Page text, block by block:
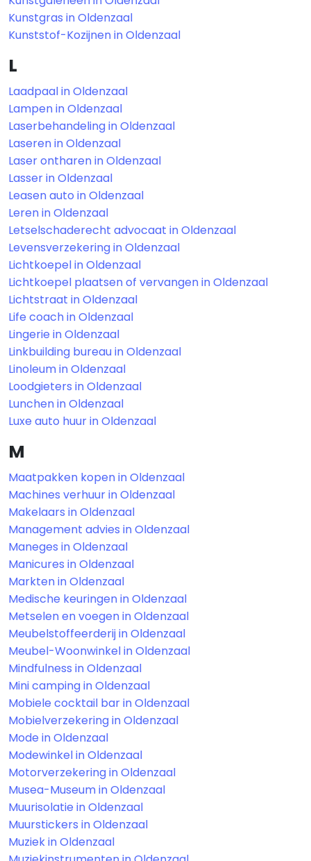
Kunstgras in Oldenzaal
Kunststof-Kozijnen in Oldenzaal
L
Laadpaal in Oldenzaal
Lampen in Oldenzaal
Laserbehandeling in Oldenzaal
Laseren in Oldenzaal
Laser ontharen in Oldenzaal
Lasser in Oldenzaal
Leasen auto in Oldenzaal
Leren in Oldenzaal
Letselschaderecht advocaat in Oldenzaal
Levensverzekering in Oldenzaal
Lichtkoepel in Oldenzaal
Lichtkoepel plaatsen of vervangen in Oldenzaal
Lichtstraat in Oldenzaal
Life coach in Oldenzaal
Lingerie in Oldenzaal
Linkbuilding bureau in Oldenzaal
Linoleum in Oldenzaal
Loodgieters in Oldenzaal
Lunchen in Oldenzaal
Luxe auto huur in Oldenzaal
M
Maatpakken kopen in Oldenzaal
Machines verhuur in Oldenzaal
Makelaars in Oldenzaal
Management advies in Oldenzaal
Maneges in Oldenzaal
Manicures in Oldenzaal
Markten in Oldenzaal
Medische keuringen in Oldenzaal
Metselen en voegen in Oldenzaal
Meubelstoffeerderij in Oldenzaal
Meubel-Woonwinkel in Oldenzaal
Mindfulness in Oldenzaal
Mini camping in Oldenzaal
Mobiele cocktail bar in Oldenzaal
Mobielverzekering in Oldenzaal
Mode in Oldenzaal
Modewinkel in Oldenzaal
Motorverzekering in Oldenzaal
Musea-Museum in Oldenzaal
Muurisolatie in Oldenzaal
Muurstickers in Oldenzaal
Muziek in Oldenzaal